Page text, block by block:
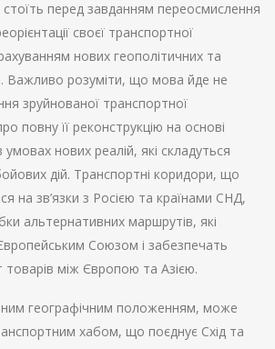
стоїть перед завданням переосмислення
своєї транспортної
нових геополітичних та
Важливо розуміти, що мова йде не
зруйнованої транспортної
повну її реконструкцію на основі
умовах нових реалій, які складуться
дій. Транспортні коридори, що
на зв’язки з Росією та країнами СНД,
альтернативних маршрутів, які
Союзом і забезпечать
товарів між Європою та Азією.
географічним положенням, може
хабом, що поєднує Схід та